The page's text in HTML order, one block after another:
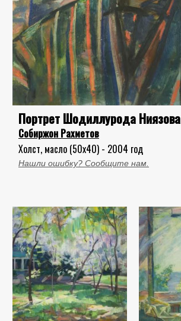
Портрет Шодиллурода Ниязова
Собиржон Рахметов
Холст, масло (50x40) - 2004 год
Нашли ошибку? Сообщите нам.